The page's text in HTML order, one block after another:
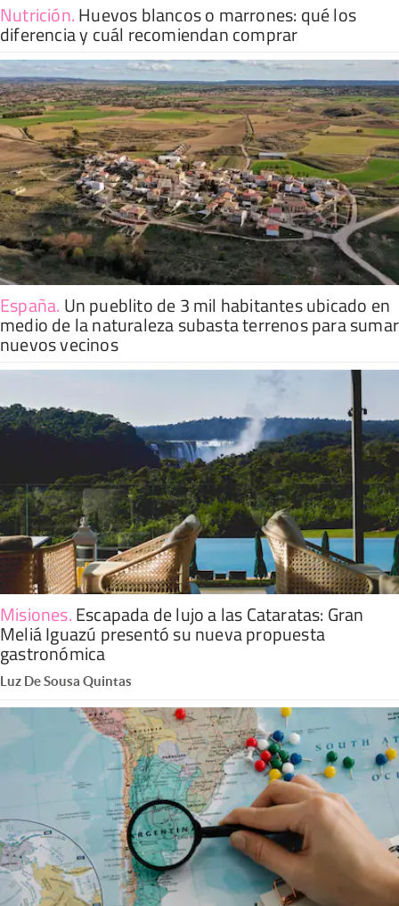
Nutrición.Huevos blancos o marrones: qué los
diferencia y cuál recomiendan comprar
España. Un pueblito de 3 mil habitantes ubicado en
medio de la naturaleza subasta terrenos para sumar
nuevos vecinos
Misiones.Escapada de lujo a las Cataratas: Gran
Meliá Iguazú presentó su nueva propuesta
gastronómica
Luz De Sousa Quintas